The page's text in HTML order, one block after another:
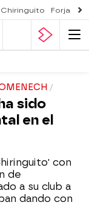
Chiringuito Forjado
sido
en el
con
de
a su club a
dando con